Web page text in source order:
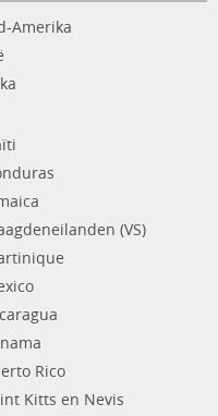
Amerika
(VS)
Rico
Kitts en Nevis